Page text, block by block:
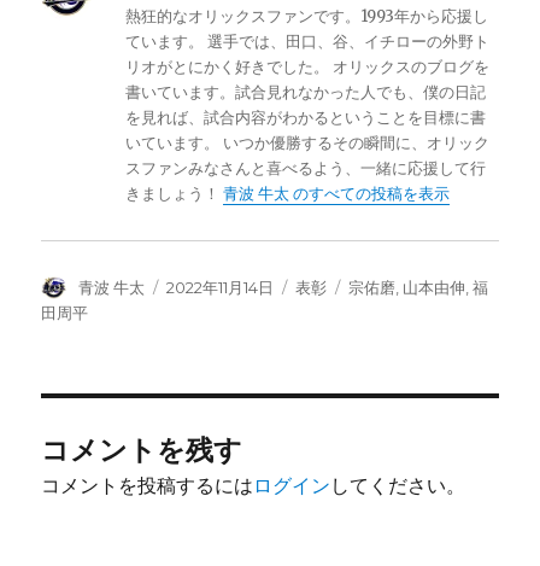
熱狂的なオリックスファンです。1993年から応援し
ています。 選手では、田口、谷、イチローの外野ト
リオがとにかく好きでした。 オリックスのブログを
書いています。試合見れなかった人でも、僕の日記
を見れば、試合内容がわかるということを目標に書
いています。 いつか優勝するその瞬間に、オリック
スファンみなさんと喜べるよう、一緒に応援して行
きましょう！青波 牛太 のすべての投稿を表示
投
稿
青波 牛太
投
2022年11月14日
カ
表彰
タ
宗佑磨 山本由伸 ,福
田周平
コメントを残す
コメントを投稿するには ログイン してください。